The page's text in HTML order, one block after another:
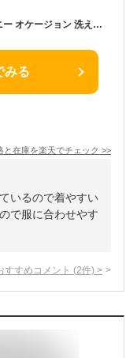
ジャケット レディース フォーマル セレモニー オケージョン 洗える スーツ テーラード ライトアウター ロング丈 カジュアル 結婚式 入学式 卒業式 パーティー セットアップ オフィス 春 秋【メール便不可】【20】
みる
と在庫を楽天でチェック >>
いるので着やすい
で服に合わせやす
すすめコメント (2件) >